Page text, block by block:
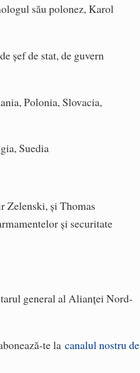
său polonez, Karol
șef de stat, de guvern
Polonia, Slovacia,
Suedia
Zelenski, și Thomas
și securitate
general al Alianței Nord-
te lacanalul nostru de